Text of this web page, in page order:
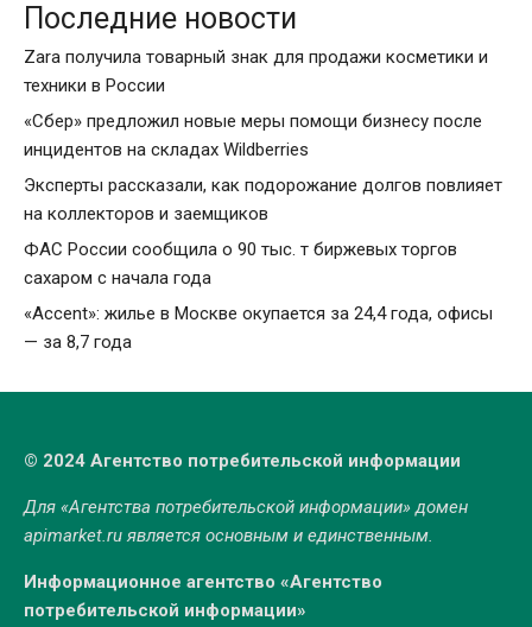
Последние новости
Zara получила товарный знак для продажи косметики и
техники в России
«Сбер» предложил новые меры помощи бизнесу после
инцидентов на складах Wildberries
Эксперты рассказали, как подорожание долгов повлияет
на коллекторов и заемщиков
ФАС России сообщила о 90 тыс. т биржевых торгов
сахаром с начала года
«Accent»: жилье в Москве окупается за 24,4 года, офисы
— за 8,7 года
© 2024 Агентство потребительской информации
Для «Агентства потребительской информации» домен
apimarket.ruявляется основным и единственным.
Информационное агентство «Агентство
потребительской информации»